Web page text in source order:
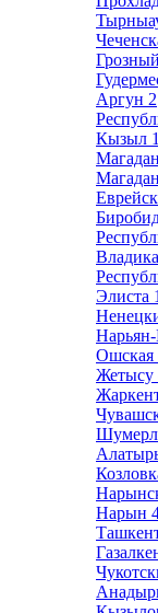
Грозный
Аргун 2
Кызыл
Магадан
Элиста
Ошская
Жетысу
Нарын